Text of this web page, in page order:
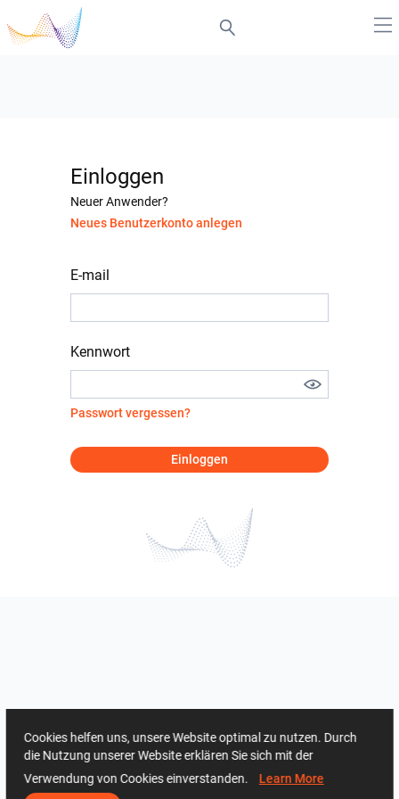
Einloggen
Neuer Anwender?
Neues Benutzerkonto anlegen
E-mail
Kennwort
Passwort vergessen?
Einloggen
Cookies helfen uns, unsere Website optimal zu nutzen. Durch
die Nutzung unserer Website erklären Sie sich mit der
Verwendung von Cookies einverstanden. Learn More